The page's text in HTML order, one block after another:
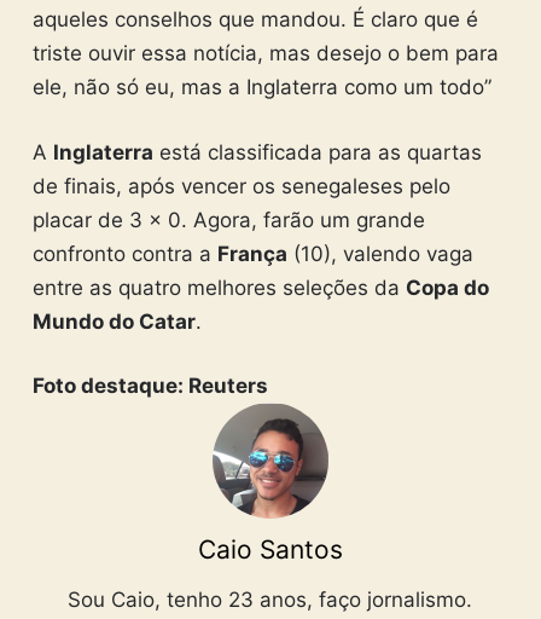
aqueles conselhos que mandou. É claro que é
triste ouvir essa notícia, mas desejo o bem para
ele, não só eu, mas a Inglaterra como um todo”
A Inglaterra está classificada para as quartas
de finais, após vencer os senegaleses pelo
placar de 3 x 0. Agora, farão um grande
confronto contra a França (10), valendo vaga
entre as quatro melhores seleções da Copa do
Mundo do Catar.
Foto destaque: Reuters
Caio Santos
Sou Caio, tenho 23 anos, faço jornalismo.